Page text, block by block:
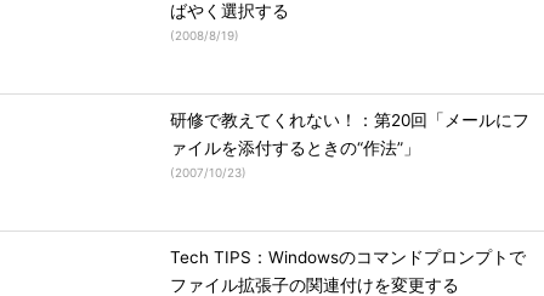
ばやく選択する
(2008/8/19)
研修で教えてくれない！：第20回「メールにフ
ァイルを添付するときの“作法”」
(2007/10/23)
Tech TIPS：Windowsのコマンドプロンプトで
ファイル拡張子の関連付けを変更する